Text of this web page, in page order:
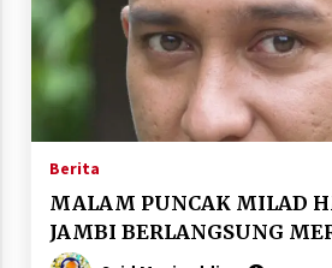
Berita
MALAM PUNCAK MILAD
JAMBI BERLANGSUNG